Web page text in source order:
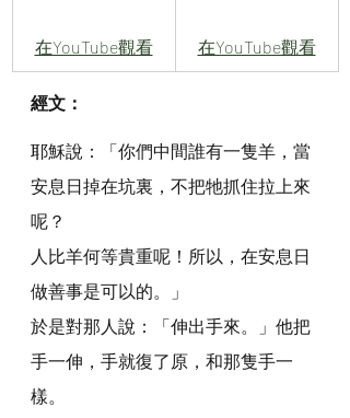
在YouTube觀看 在YouTube觀看
經文：
耶穌說：「你們中間誰有一隻羊，當
安息日掉在坑裏，不把牠抓住拉上來
呢？
人比羊何等貴重呢！所以，在安息日
做善事是可以的。」
於是對那人說：「伸出手來。」他把
手一伸，手就復了原，和那隻手一
樣。